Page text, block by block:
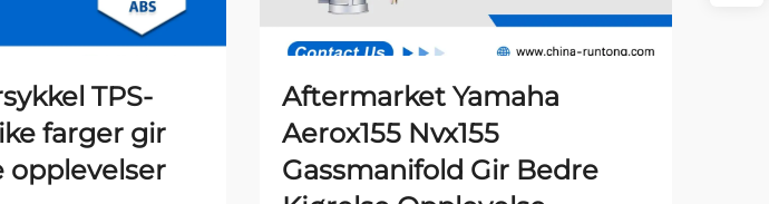
TPS-
farger gir
opplevelser
Aftermarket Yamaha
Aerox155 Nvx155
Gassmanifold Gir Bedre